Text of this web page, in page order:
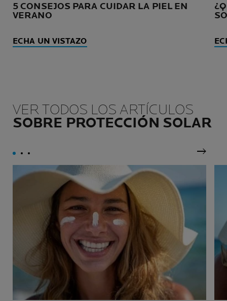
5 CONSEJOS PARA CUIDAR LA PIEL EN
VERANO
ECHA UN VISTAZO
VER TODOS LOS ARTÍCULOS
SOBRE PROTECCIÓN SOLAR